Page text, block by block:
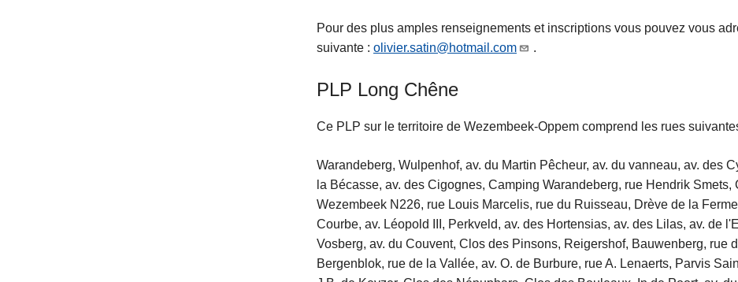
Pour des plus amples renseignements et inscriptions vous pouvez vous
suivante : olivier.satin@hotmail.com .
PLP Long Chêne
Ce PLP sur le territoire de Wezembeek-Oppem comprend les rues
Warandeberg, Wulpenhof, av. du Martin Pêcheur, av. du vanneau, av. des
la Bécasse, av. des Cigognes, Camping Warandeberg, rue Hendrik
Wezembeek N226, rue Louis Marcelis, rue du Ruisseau, Drève de la
Courbe, av. Léopold III, Perkveld, av. des Hortensias, av. des Lilas, av. de
Vosberg, av. du Couvent, Clos des Pinsons, Reigershof, Bauwenberg, rue
Bergenblok, rue de la Vallée, av. O. de Burbure, rue A. Lenaerts, Parvis